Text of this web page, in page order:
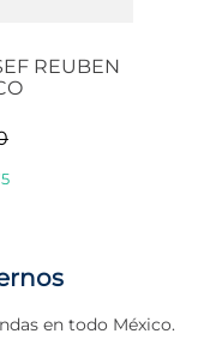
REUBEN
en todo México.